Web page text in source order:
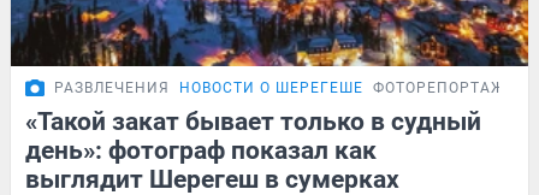
РАЗВЛЕЧЕНИЯ НОВОСТИ О ШЕРЕГЕШЕ ФОТОРЕПОРТАЖ
«Такой закат бывает только в судный
день»: фотограф показал как
выглядит Шерегеш в сумерках